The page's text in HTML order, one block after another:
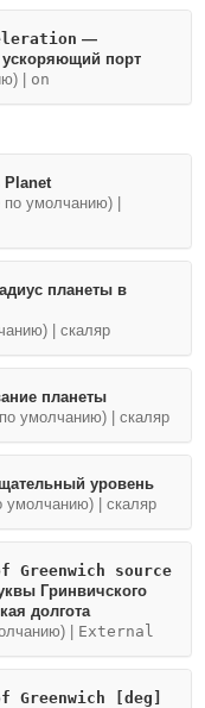
—
порт
| on
по умолчанию) |
планеты в
| скаляр
планеты
умолчанию) | скаляр
уровень
умолчанию) | скаляр
source
Гринвичского
долгота
| External
[deg]